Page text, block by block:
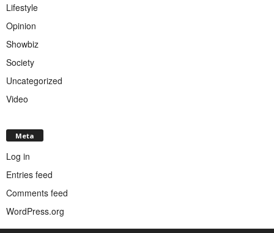
Lifestyle
Opinion
Showbiz
Society
Uncategorized
Video
Meta
Log in
Entries feed
Comments feed
WordPress.org